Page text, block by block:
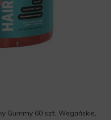
Gummy 60 szt. Wegańskie,